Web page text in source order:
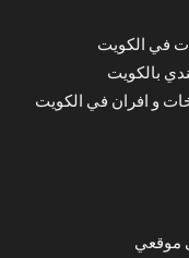
في الكويت
بالكويت
و افران في الكويت
موقعي